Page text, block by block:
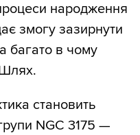
народження
змогу зазирнути
багато в чому
становить
NGC 3175 —